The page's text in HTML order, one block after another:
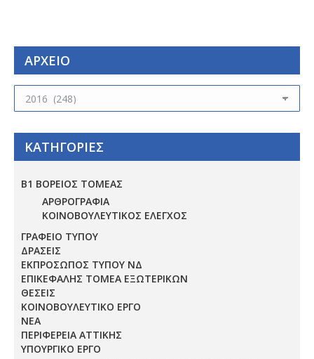
ΑΡΧΕΙΟ
ΑΡΧΕΙΟ
ΚΑΤΗΓΟΡΙΕΣ
Β1 ΒΟΡΕΙΟΣ ΤΟΜΕΑΣ
ΑΡΘΡΟΓΡΑΦΙΑ
ΚΟΙΝΟΒΟΥΛΕΥΤΙΚΟΣ ΕΛΕΓΧΟΣ
ΓΡΑΦΕΙΟ ΤΥΠΟΥ
ΔΡΑΣΕΙΣ
ΕΚΠΡΟΣΩΠΟΣ ΤΥΠΟΥ ΝΔ
ΕΠΙΚΕΦΑΛΗΣ ΤΟΜΕΑ ΕΞΩΤΕΡΙΚΩΝ
ΘΕΣΕΙΣ
ΚΟΙΝΟΒΟΥΛΕΥΤΙΚΟ ΕΡΓΟ
ΝΕΑ
ΠΕΡΙΦΕΡΕΙΑ ΑΤΤΙΚΗΣ
ΥΠΟΥΡΓΙΚΟ ΕΡΓΟ